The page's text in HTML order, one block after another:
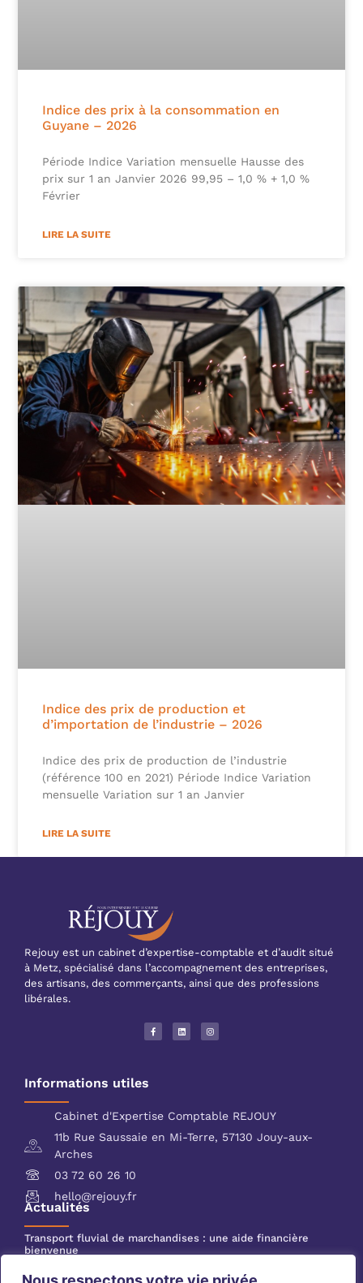
Indice des prix à la consommation en
Guyane – 2026
Période Indice Variation mensuelle Hausse des
prix sur 1 an Janvier 2026 99,95 – 1,0 % + 1,0 %
Février
LIRE LA SUITE
Indice des prix de production et
d’importation de l’industrie – 2026
Indice des prix de production de l’industrie
(référence 100 en 2021) Période Indice Variation
mensuelle Variation sur 1 an Janvier
LIRE LA SUITE
Rejouy est un cabinet d’expertise-comptable et d’audit situé
à Metz, spécialisé dans l’accompagnement des entreprises,
des artisans, des commerçants, ainsi que des professions
libérales.
Informations utiles
Cabinet d'Expertise Comptable REJOUY
11b Rue Saussaie en Mi-Terre, 57130 Jouy-aux-
Arches
03 72 60 26 10
hello@rejouy.fr
Actualités
Transport fluvial de marchandises : une aide financière
bienvenue
Incendies : levée des interdictions de circulation